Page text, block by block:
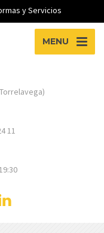
y Servicios
MENU
11